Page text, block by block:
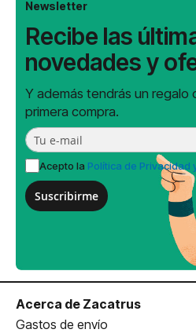
Newsletter
Recibe las
novedades y
Y además tendrás un regalo
primera compra.
Acepto la Política de Privacidad
Suscribirme
Acerca de Zacatrus
Gastos de envío